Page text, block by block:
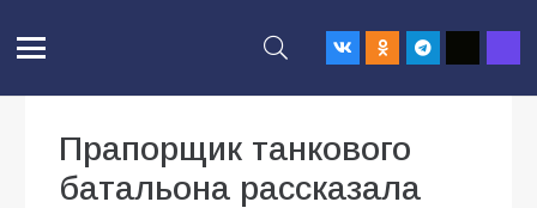
Прапорщик танкового
батальона рассказала